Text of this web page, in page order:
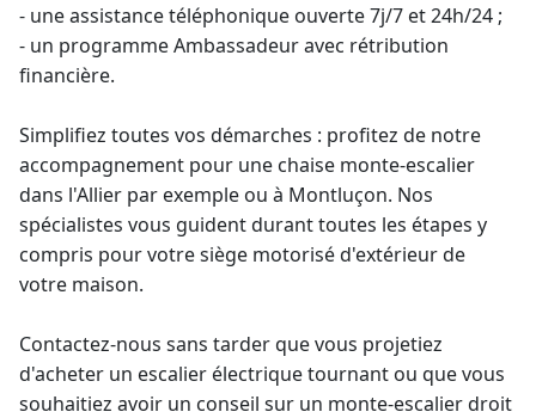
- une assistance téléphonique ouverte 7j/7 et 24h/24 ;
- un programme Ambassadeur avec rétribution
financière.
Simplifiez toutes vos démarches : profitez de notre
accompagnement pour une chaise monte-escalier
dans l'Allier par exemple ou à Montluçon. Nos
spécialistes vous guident durant toutes les étapes y
compris pour votresiège motorisé d'extérieur de
votre maison.
Contactez-nous sans tarder que vous projetiez
d'acheter un escalier électrique tournant ou que vous
souhaitiez avoir un conseil sur un monte-escalier droit